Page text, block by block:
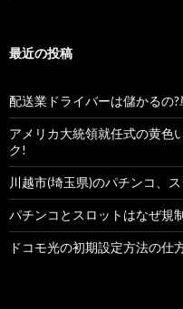
最近の投稿
配送業ドライバーは儲かるの
アメリカ大統領就任式の黄色
ク!
川越市(埼玉県)のパチンコ、
パチンコとスロットはなぜ規
ドコモ光の初期設定方法の仕